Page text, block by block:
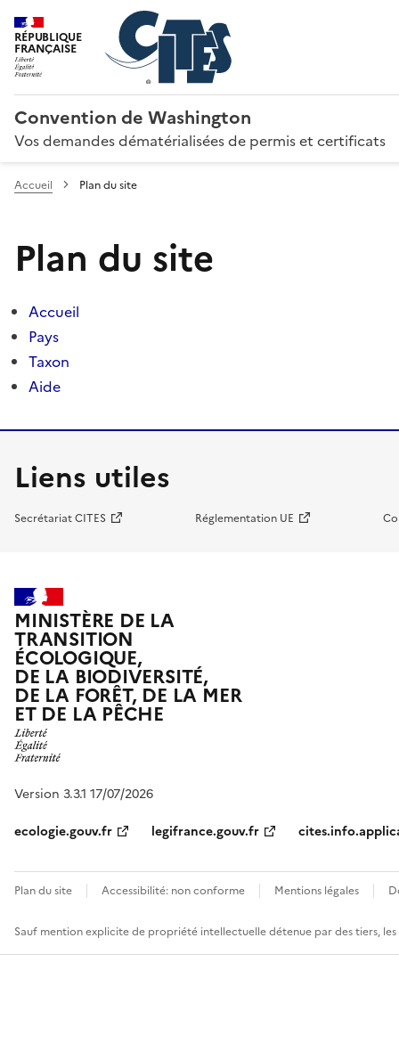
RÉPUBLIQUE
FRANÇAISE
Convention de Washington
Vos demandes dématérialisées de permis et certificats
Accueil Plan du site
Plan du site
Accueil
Pays
Taxon
Aide
Liens utiles
Secrétariat CITES Réglementation UE
MINISTÈRE DE LA
TRANSITION
ÉCOLOGIQUE,
DE LA BIODIVERSITÉ,
DE LA FORÊT, DE LA MER
ET DE LA PÊCHE
Version 3.3.1 17/07/2026
ecologie.gouv.fr
legifrance.gouv.fr
Plan du site Accessibilité: non conforme Mentions légales
Sauf mention explicite de propriété intellectuelle détenue par des tiers,